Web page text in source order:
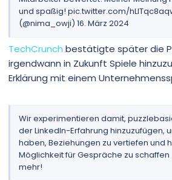
und spaßig! pic.twitter.com/
(@nima_owji) 16. März 2024
TechCrunch bestätigte später die
irgendwann in Zukunft Spiele
Erklärung mit einem
Wir experimentieren damit,
der LinkedIn-Erfahrung hinzuzufügen,
haben, Beziehungen zu vertiefen und
Möglichkeit für Gespräche zu schaffen
mehr!